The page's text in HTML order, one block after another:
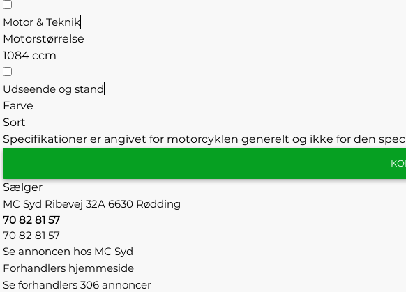
Motor & Teknik
Motorstørrelse
1084 ccm
Udseende og stand
Farve
Sort
Specifikationer er angivet for motorcyklen generelt og ikke for den
Sælger
MC Syd Ribevej 32A 6630 Rødding
70 82 81 57
70 82 81 57
Se annoncen hos MC Syd
Forhandlers hjemmeside
Se forhandlers 306 annoncer